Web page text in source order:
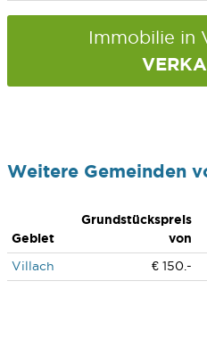
Immobilie in
Weitere Gemeinden
Gebiet
Grundstückspreis
von
Villach
€ 150.-